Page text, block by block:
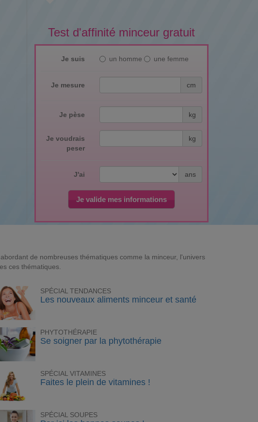
Test d'affinité minceur gratuit
Je suis un homme une femme
Je mesure cm
Je pèse kg
Je voudrais
peser
kg
J'ai ans
Je valide mes informations
de nombreuses thématiques comme la minceur, l'univers
ces thématiques.
SPÉCIAL TENDANCES
Les nouveaux aliments minceur et santé
PHYTOTHÉRAPIE
Se soigner par la phytothérapie
SPÉCIAL VITAMINES
Faites le plein de vitamines !
SPÉCIAL SOUPES